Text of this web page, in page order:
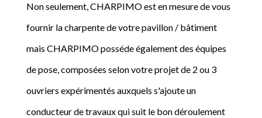
Non seulement, CHARPIMO est en mesure de vous
fournir la charpente de votre pavillon / bâtiment
mais CHARPIMO posséde également des équipes
de pose, composées selon votre projet de 2 ou 3
ouvriers expérimentés auxquels s'ajoute un
conducteur de travaux qui suit le bon déroulement